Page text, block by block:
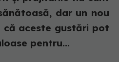
dar un nou
că aceste gustări pot
pentru...